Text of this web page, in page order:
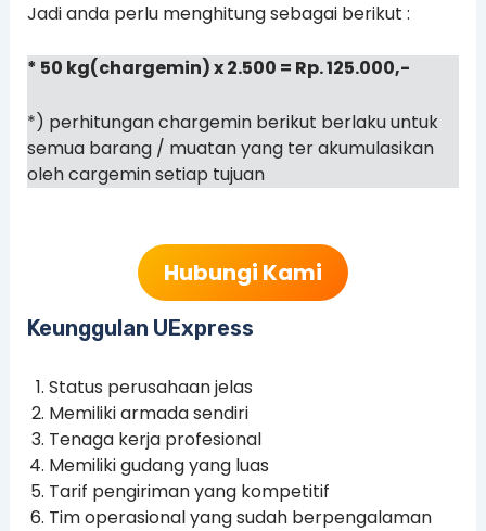
Jadi anda perlu menghitung sebagai berikut :
* 50 kg(chargemin) x 2.500 = Rp. 125.000,-
*) perhitungan chargemin berikut berlaku untuk
semua barang / muatan yang ter akumulasikan
oleh cargemin setiap tujuan
Hubungi Kami
Keunggulan UExpress
Status perusahaan jelas
Memiliki armada sendiri
Tenaga kerja profesional
Memiliki gudang yang luas
Tarif pengiriman yang kompetitif
Tim operasional yang sudah berpengalaman